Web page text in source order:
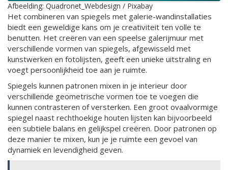
Afbeelding: Quadronet_Webdesign / Pixabay
Het combineren van spiegels met galerie-wandinstallaties
biedt een geweldige kans om je creativiteit ten volle te
benutten. Het creëren van een speelse galerijmuur met
verschillende vormen van spiegels, afgewisseld met
kunstwerken en fotolijsten, geeft een unieke uitstraling en
voegt persoonlijkheid toe aan je ruimte.
Spiegels kunnen patronen mixen in je interieur door
verschillende geometrische vormen toe te voegen die
kunnen contrasteren of versterken. Een groot ovaalvormige
spiegel naast rechthoekige houten lijsten kan bijvoorbeeld
een subtiele balans en gelijkspel creëren. Door patronen op
deze manier te mixen, kun je je ruimte een gevoel van
dynamiek en levendigheid geven.